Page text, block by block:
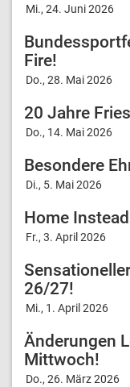
Mi., 24. Juni 2026
Fire!
Do., 28. Mai 2026
20 Jahre
Do., 14. Mai 2026
Besondere
Di., 5. Mai 2026
Home
Fr., 3. April 2026
26/27!
Mi., 1. April 2026
Änderungen
Mittwoch!
Do., 26. März 2026